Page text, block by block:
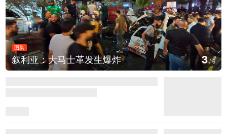
图集
叙利亚：大马士革发生爆炸 3/6